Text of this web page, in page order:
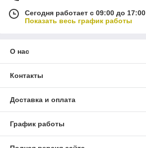
Сегодня работает с 09:00 до 17:00
Показать весь график работы
О нас
Контакты
Доставка и оплата
График работы